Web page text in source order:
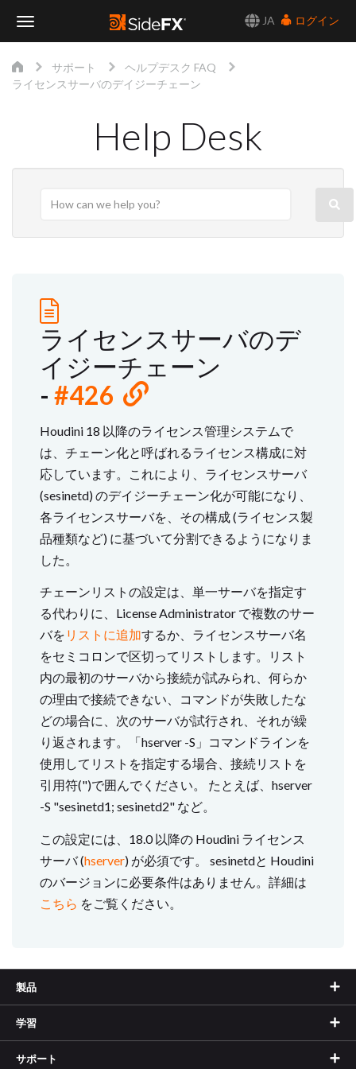
JA
ログイン
Navigation
サポート
ヘルプデスク FAQ
ライセンスサーバのデイジーチェーン
Help Desk
ライセンスサーバのデ
イジーチェーン
-#426
Houdini 18 以降のライセンス管理システムで
は、チェーン化と呼ばれるライセンス構成に対
応しています。これにより、ライセンスサーバ
(sesinetd) のデイジーチェーン化が可能になり、
各ライセンスサーバを、その構成 (ライセンス製
品種類など) に基づいて分割できるようになりま
した。
チェーンリストの設定は、単一サーバを指定す
る代わりに、License Administrator で複数のサー
バを リストに追加するか、ライセンスサーバ名
をセミコロンで区切ってリストします。リスト
内の最初のサーバから接続が試みられ、何らか
の理由で接続できない、コマンドが失敗したな
どの場合に、次のサーバが試行され、それが繰
り返されます。「hserver -S」コマンドラインを
使用してリストを指定する場合、接続リストを
引用符(")で囲んでください。 たとえば、hserver
-S "sesinetd1; sesinetd2" など。
この設定には、18.0 以降の Houdini ライセンス
サーバ (hserver) が必須です。 sesinetdと Houdini
のバージョンに必要条件はありません。詳細は
こちら をご覧ください。
製品
学習
サポート